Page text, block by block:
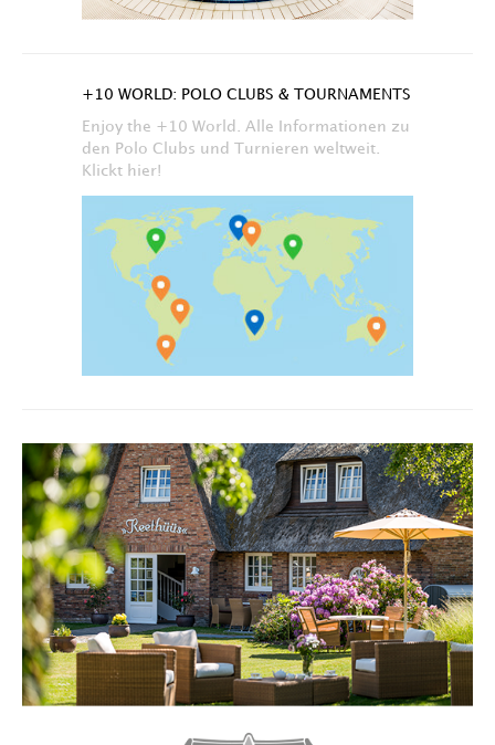
+10 WORLD: POLO CLUBS & TOURNAMENTS
Enjoy the +10 World. Alle Informationen zu
den Polo Clubs und Turnieren weltweit.
Klickt hier!